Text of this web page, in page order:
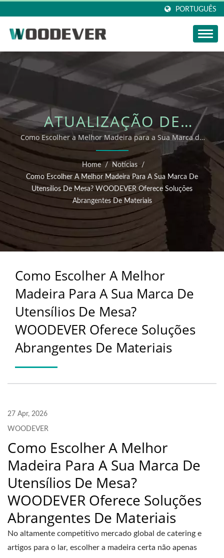
PORTUGUÊS
ATUALIZAÇÃO DE
NOTÍCIAS DA
WOODEVER: COMO
ESCOLHER A MELHOR
MADEIRA PARA A SUA
MARCA DE UTENSÍLIOS
DE MESA? WOODEVER
ABRANGENTES DE
MATERIAIS
Como Escolher a Melhor Madeira para a Sua Marca de
Utensílios de Mesa? WOODEVER Oferece Soluções
Abrangentes de Materiais
Home / Notícias
/
Como Escolher A Melhor Madeira Para A Sua Marca De
Utensílios De Mesa? WOODEVER Oferece Soluções
Abrangentes De Materiais
Como Escolher A Melhor
Madeira Para A Sua Marca De
Utensílios De Mesa?
WOODEVER Oferece Soluções
Abrangentes De Materiais
27 Apr, 2026
WOODEVER
Como Escolher A Melhor
Madeira Para A Sua Marca De
Utensílios De Mesa?
WOODEVER Oferece Soluções
Abrangentes De Materiais
No altamente competitivo mercado global de catering e
artigos para o lar, escolher a madeira certa não apenas